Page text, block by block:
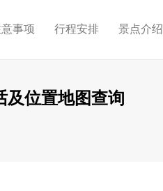
事项 行程安排 景点介绍
及位置地图查询